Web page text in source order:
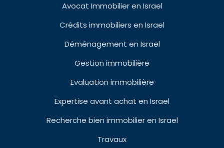
Avocat Immobilier en Israel
Crédits immobiliers en Israel
Déménagement en Israel
Gestion immobilière
Evaluation immobilière
Expertise avant achat en Israel
Recherche bien immobilier en Israel
Travaux